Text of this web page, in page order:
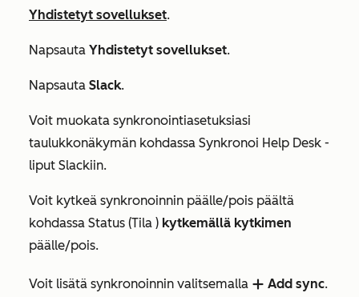
Yhdistetyt sovellukset.
Napsauta Yhdistetyt sovellukset.
Napsauta Slack.
Voit muokata synkronointiasetuksiasi
taulukkonäkymän kohdassa Synkronoi Help Desk -
liput Slackiin.
Voit kytkeä synkronoinnin päälle/pois päältä
kohdassa Status (Tila ) kytkemällä kytkimen
päälle/pois.
Voit lisätä synkronoinnin valitsemalla add Add sync.